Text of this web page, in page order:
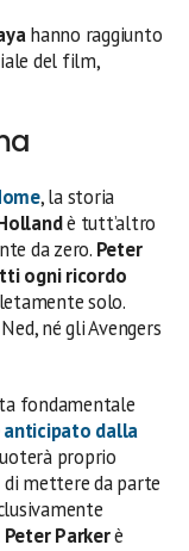
hanno raggiunto
del film,
, la storia
è tutt’altro
da zero. Peter
ogni ricordo
solo.
né gli Avengers
fondamentale
anticipato dalla
proprio
mettere da parte
Peter Parkerè